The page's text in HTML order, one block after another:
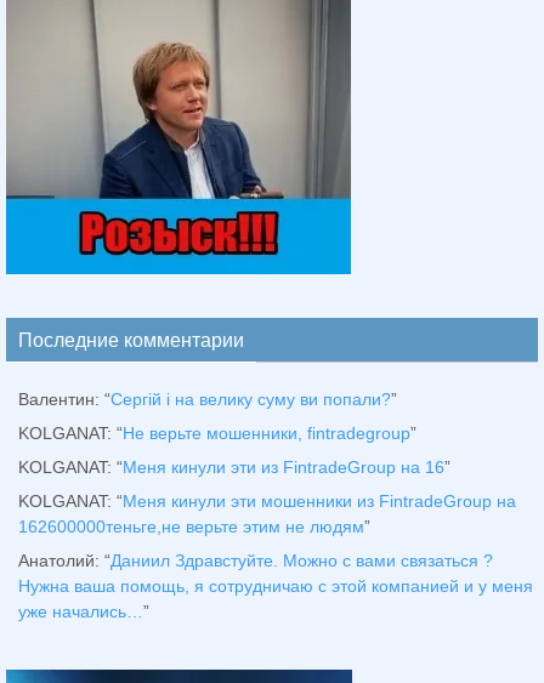
Последние комментарии
Валентин: “Сергій і на велику суму ви попали?”
KOLGANAT: “Не верьте мошенники, fintradegroup”
KOLGANAT: “Меня кинули эти из FintradeGroup на 16”
KOLGANAT: “Меня кинули эти мошенники из FintradeGroup на
162600000теньге,не верьте этим не людям”
Анатолий: “Даниил Здравстуйте. Можно с вами связаться ?
Нужна ваша помощь, я сотрудничаю с этой компанией и у меня
уже начались… ”